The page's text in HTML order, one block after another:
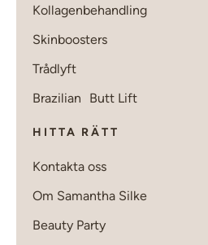
Kollagenbehandling
Skinboosters
Trådlyft
Brazilian Butt Lift
HITTA RÄTT
Kontakta oss
Om Samantha Silke
Beauty Party